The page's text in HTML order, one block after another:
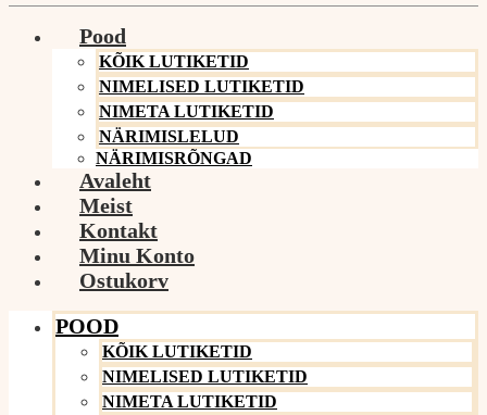
Pood
KÕIK LUTIKETID
NIMELISED LUTIKETID
NIMETA LUTIKETID
NÄRIMISLELUD
NÄRIMISRÕNGAD
Avaleht
Meist
Kontakt
Minu Konto
Ostukorv
POOD
KÕIK LUTIKETID
NIMELISED LUTIKETID
NIMETA LUTIKETID